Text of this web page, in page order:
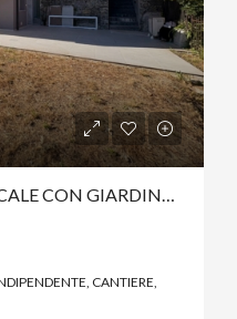
Rif 05/ 2 VARAZZE, TRILOCALE CON GIARDINO A 350 METRI DAL MARE
CANTIERE,